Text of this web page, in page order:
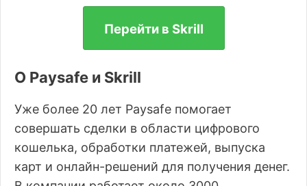
Перейти в Skrill
О Paysafe и Skrill
Уже более 20 лет Paysafe помогает
совершать сделки в области цифрового
кошелька, обработки платежей, выпуска
карт и онлайн-решений для получения денег.